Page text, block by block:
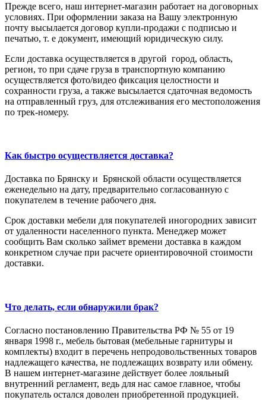
Прежде всего, наш интернет-магазин работает на договорных
условиях. При оформлении заказа на Вашу электронную
почту высылается договор купли-продажи с подписью и
печатью, т. е документ, имеющий юридическую силу.
Если доставка осуществляется в другой город, область,
регион, то при сдаче груза в транспортную компанию
осуществляется фото/видео фиксация целостности и
сохранности груза, а также высылается сдаточная ведомость
на отправленный груз, для отслеживания его местоположения
по трек-номеру.
Как быстро осуществляется доставка?
Доставка по Брянску и Брянской области осуществляется
еженедельно на дату, предварительно согласованную с
покупателем в течение рабочего дня.
Срок доставки мебели для покупателей иногородних зависит
от удаленности населенного пункта. Менеджер может
сообщить Вам сколько займет времени доставка в каждом
конкретном случае при расчете ориентировочной стоимости
доставки.
Что делать, если обнаружили брак?
Согласно постановлению Правительства РФ № 55 от 19
января 1998 г., мебель бытовая (мебельные гарнитуры и
комплекты) входит в перечень непродовольственных товаров
надлежащего качества, не подлежащих возврату или обмену.
В нашем интернет-магазине действует более лояльный
внутренний регламент, ведь для нас самое главное, чтобы
покупатель остался доволен приобретенной продукцией.